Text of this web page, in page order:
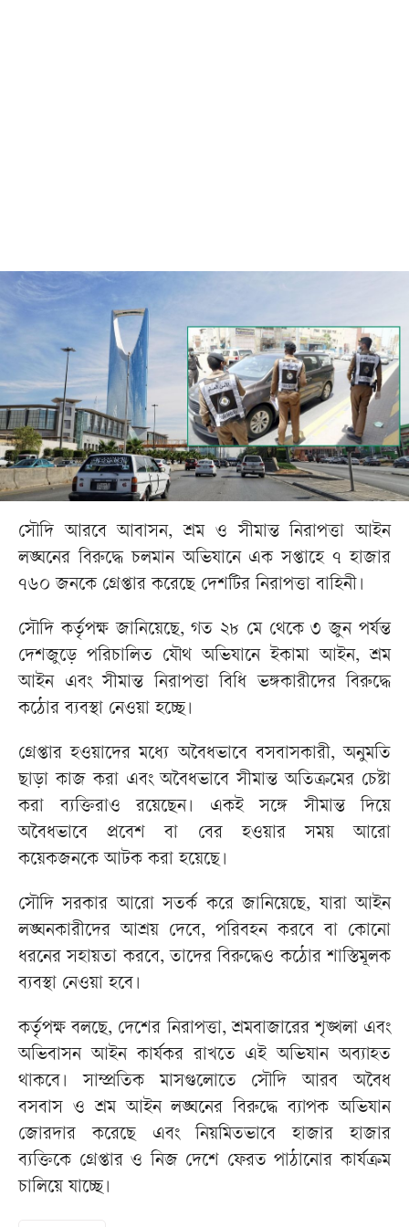
সৌদি আরবে আবাসন, শ্রম ও সীমান্ত নিরাপত্তা আইন
লঙ্ঘনের বিরুদ্ধে চলমান অভিযানে এক সপ্তাহে ৭ হাজার
৭৬০ জনকে গ্রেপ্তার করেছে দেশটির নিরাপত্তা বাহিনী।
সৌদি কর্তৃপক্ষ জানিয়েছে, গত ২৮ মে থেকে ৩ জুন পর্যন্ত
দেশজুড়ে পরিচালিত যৌথ অভিযানে ইকামা আইন, শ্রম
আইন এবং সীমান্ত নিরাপত্তা বিধি ভঙ্গকারীদের বিরুদ্ধে
কঠোর ব্যবস্থা নেওয়া হচ্ছে।
গ্রেপ্তার হওয়াদের মধ্যে অবৈধভাবে বসবাসকারী, অনুমতি
ছাড়া কাজ করা এবং অবৈধভাবে সীমান্ত অতিক্রমের চেষ্টা
করা ব্যক্তিরাও রয়েছেন। একই সঙ্গে সীমান্ত দিয়ে
অবৈধভাবে প্রবেশ বা বের হওয়ার সময় আরো
কয়েকজনকে আটক করা হয়েছে।
সৌদি সরকার আরো সতর্ক করে জানিয়েছে, যারা আইন
লঙ্ঘনকারীদের আশ্রয় দেবে, পরিবহন করবে বা কোনো
ধরনের সহায়তা করবে, তাদের বিরুদ্ধেও কঠোর শাস্তিমূলক
ব্যবস্থা নেওয়া হবে।
কর্তৃপক্ষ বলছে, দেশের নিরাপত্তা, শ্রমবাজারের শৃঙ্খলা এবং
অভিবাসন আইন কার্যকর রাখতে এই অভিযান অব্যাহত
থাকবে। সাম্প্রতিক মাসগুলোতে সৌদি আরব অবৈধ
বসবাস ও শ্রম আইন লঙ্ঘনের বিরুদ্ধে ব্যাপক অভিযান
জোরদার করেছে এবং নিয়মিতভাবে হাজার হাজার
ব্যক্তিকে গ্রেপ্তার ও নিজ দেশে ফেরত পাঠানোর কার্যক্রম
চালিয়ে যাচ্ছে।